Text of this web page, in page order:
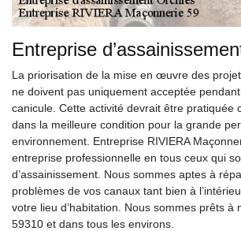
Entreprise
La priorisation de la mise en œuvre des
ne doivent pas uniquement acceptée
canicule. Cette activité devrait être pratiquée
dans la meilleure condition pour la grande
environnement. Entreprise RIVIERA
entreprise professionnelle en tous ceux qui
d’assainissement. Nous sommes aptes à
problèmes de vos canaux tant bien à
votre lieu d’habitation. Nous sommes prêts à
59310 et dans tous les environs.